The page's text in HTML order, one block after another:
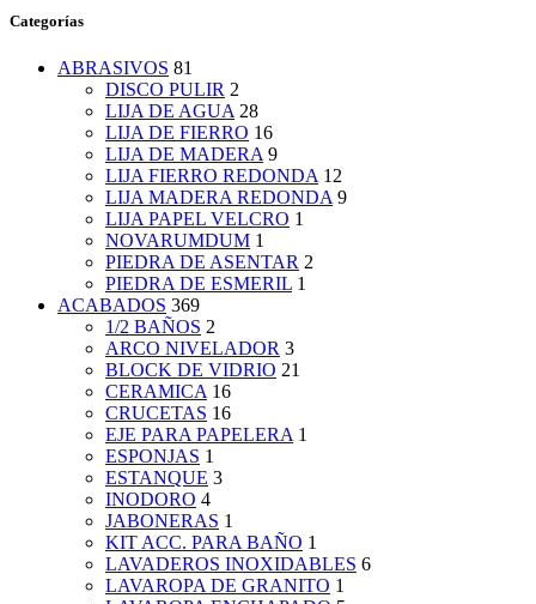
Categorías
ABRASIVOS 81
DISCO PULIR 2
LIJA DE AGUA 28
LIJA DE FIERRO 16
LIJA DE MADERA 9
LIJA FIERRO REDONDA 12
LIJA MADERA REDONDA 9
LIJA PAPEL VELCRO 1
NOVARUMDUM 1
PIEDRA DE ASENTAR 2
PIEDRA DE ESMERIL 1
ACABADOS 369
1/2 BAÑOS 2
ARCO NIVELADOR 3
BLOCK DE VIDRIO 21
CERAMICA 16
CRUCETAS 16
EJE PARA PAPELERA 1
ESPONJAS 1
ESTANQUE 3
INODORO 4
JABONERAS 1
KIT ACC. PARA BAÑO 1
LAVADEROS INOXIDABLES 6
LAVAROPA DE GRANITO 1